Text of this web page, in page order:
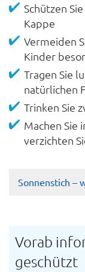
Schützen
Kappe
Vermeiden
Kinder
Tragen Sie
natürlichen
Trinken Sie
Machen Sie
verzichten
Sonnenstich –
Vorab
geschützt